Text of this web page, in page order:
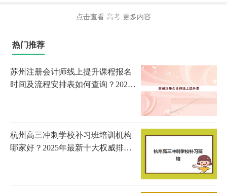
点击查看 高考 更多内容
热门推荐
苏州注册会计师线上提升课程报名
时间及流程安排表如何查询？2023
杭州高三冲刺学校补习班培训机构
哪家好？2025年最新十大权威排